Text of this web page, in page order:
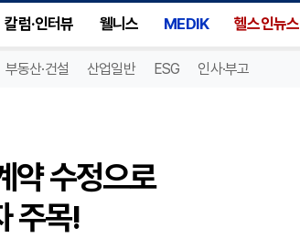
칼럼·인터뷰 웰니스 MEDIK 헬스인뉴스
부동산·건설 산업일반 ESG 인사·부고
약 수정으로
주목!